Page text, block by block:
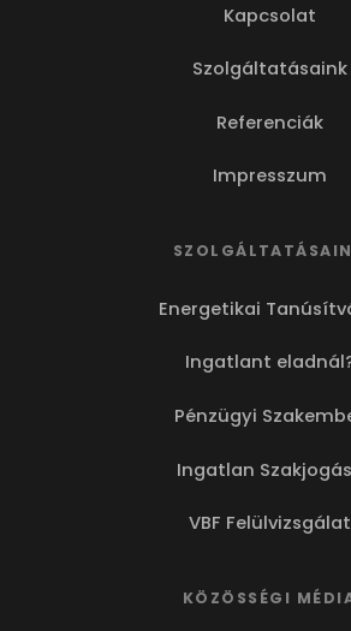
Kapcsolat
Szolgáltatásaink
Referenciák
Impresszum
Energetikai
Ingatlant
Pénzügyi
Ingatlan
VBF Felülvizsgálat
KÖZÖSSÉGI